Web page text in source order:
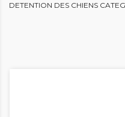
DETENTION DES CHIENS